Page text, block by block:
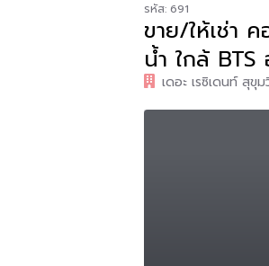
รหัส: 691
ขาย/ให้เช่า
น้ำ ใกล้
เดอะ เรซิเดนท์ สุขุ